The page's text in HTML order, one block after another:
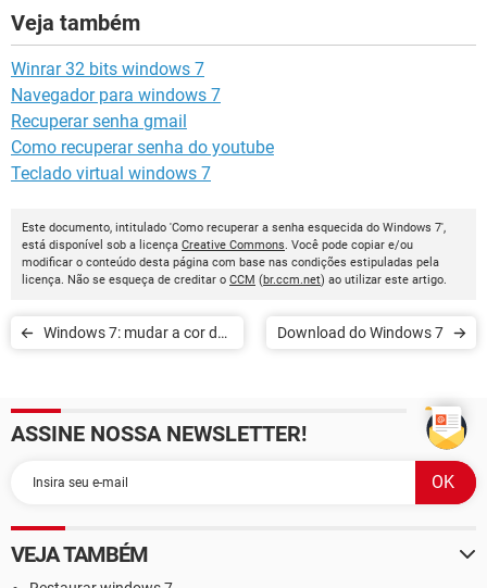
Veja também
Winrar 32 bits windows 7
Navegador para windows 7
Recuperar senha gmail
Como recuperar senha do youtube
Teclado virtual windows 7
Este documento, intitulado 'Como recuperar a senha esquecida do Windows 7',
está disponível sob a licença Creative Commons. Você pode copiar e/ou
modificar o conteúdo desta página com base nas condições estipuladas pela
licença. Não se esqueça de creditar o CCM (br.ccm.net) ao utilizar este artigo.
Windows 7: mudar a cor da
Download do Windows 7
ASSINE NOSSA NEWSLETTER!
VEJA TAMBÉM